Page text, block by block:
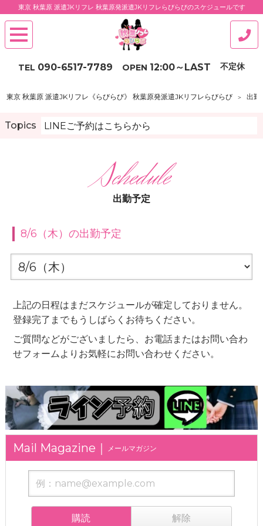
東京 秋葉原 派遣JKリフレ 秋葉原発派遣JKリフレらびらびのスケジュールです
TEL 090-6517-7789 OPEN 12:00～LAST 不定休
東京 秋葉原 派遣JKリフレ《らびらび》 秋葉原発派遣JKリフレらびらび 出勤
Topics LINEご予約はこちらから
出勤予定
8/6（木）の出勤予定
上記の日程はまだスケジュールが確定しておりません。
登録完了までもうしばらくお待ちください。
ご質問などがございましたら、お電話またはお問い合わ
せフォームよりお気軽にお問い合わせください。
メールマガジン
購読 解除